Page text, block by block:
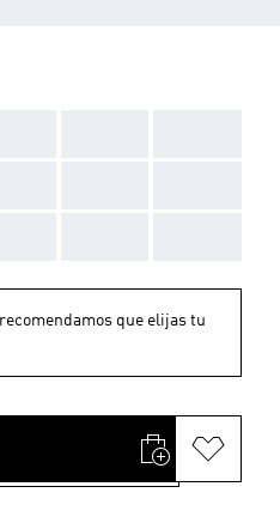
recomendamos que elijas tu